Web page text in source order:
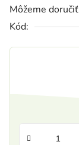
Môžeme
Kód: